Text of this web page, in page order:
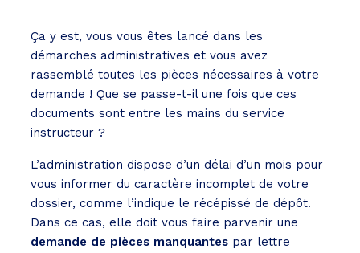
Ça y est, vous vous êtes lancé dans les
démarches administratives et vous avez
rassemblé toutes les pièces nécessaires à votre
demande ! Que se passe-t-il une fois que ces
documents sont entre les mains du service
instructeur ?
L’administration dispose d’un délai d’un mois pour
vous informer du caractère incomplet de votre
dossier, comme l’indique le récépissé de dépôt.
Dans ce cas, elle doit vous faire parvenir une
demande de pièces manquantes par lettre